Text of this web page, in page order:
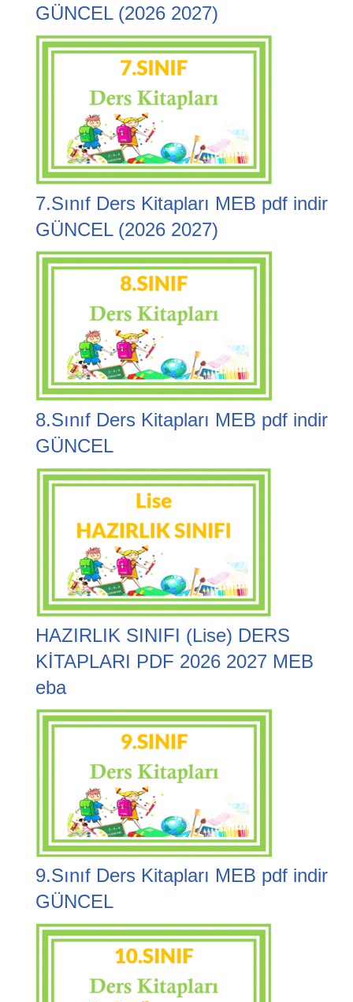
GÜNCEL (2026 2027)
7.Sınıf Ders Kitapları MEB pdf indir
GÜNCEL (2026 2027)
8.Sınıf Ders Kitapları MEB pdf indir
GÜNCEL
HAZIRLIK SINIFI (Lise) DERS
KİTAPLARI PDF 2026 2027 MEB
eba
9.Sınıf Ders Kitapları MEB pdf indir
GÜNCEL